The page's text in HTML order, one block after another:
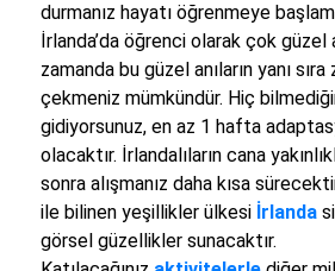
durmanız hayatı öğrenmeye
İrlanda’da öğrenci olarak çok güzel
zamanda bu güzel anıların yanı
çekmeniz mümkündür. Hiç
gidiyorsunuz, en az 1 hafta
olacaktır. İrlandalıların cana
sonra alışmanız daha kısa
ile bilinen yeşillikler ülkesi İrlanda
görsel güzellikler sunacaktır.